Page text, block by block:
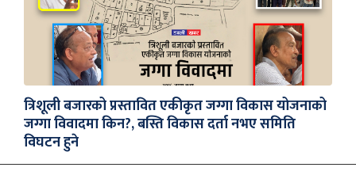
त्रिशूली बजारको प्रस्तावित एकीकृत जग्गा विकास योजनाको
जग्गा विवादमा किन?, बस्ति विकास दर्ता नभए समिति
विघटन हुने